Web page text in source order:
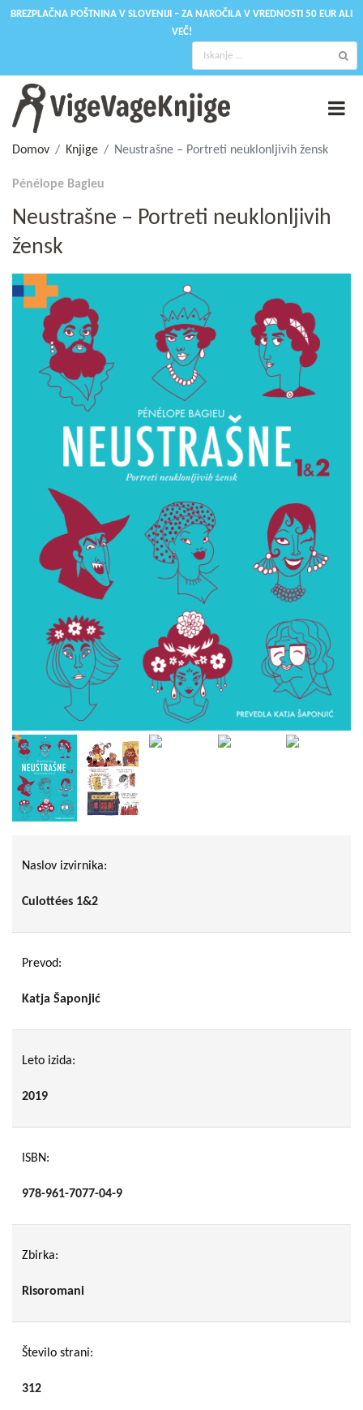
BREZPLAČNA POŠTNINA V SLOVENIJI – ZA NAROČILA V VREDNOSTI 50 EUR ALI
VEČ!
Domov Knjige Neustrašne – Portreti neuklonljivih žensk
Pénélope Bagieu
Neustrašne – Portreti neuklonljivih
žensk
Naslov izvirnika:
Culottées 1&2
Prevod:
Katja Šaponjić
Leto izida:
2019
ISBN:
978-961-7077-04-9
Zbirka:
Risoromani
Število strani:
312